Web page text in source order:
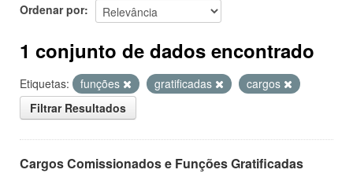
Ordenar por
1 conjunto de dados encontrado
Etiquetas: funções gratificadas
cargos
Filtrar Resultados
Cargos Comissionados e Funções Gratificadas